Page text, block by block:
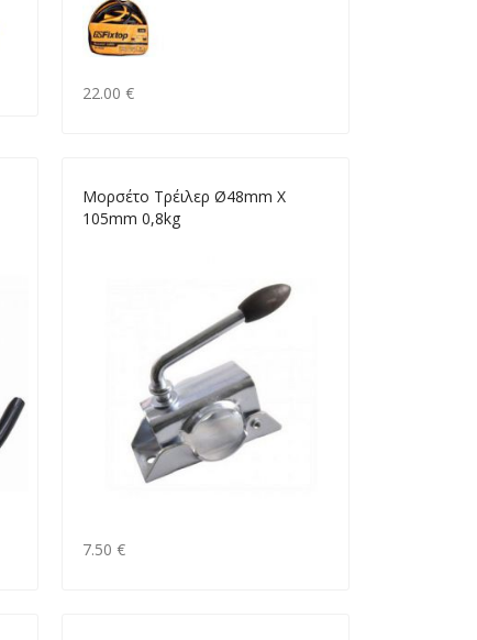
22.00 €
Μορσέτο Τρέιλερ Ø48mm X
105mm 0,8kg
7.50 €